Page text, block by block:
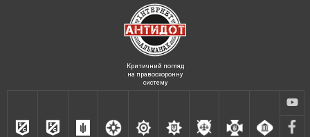
Критичний погляд
на правоохоронну
систему